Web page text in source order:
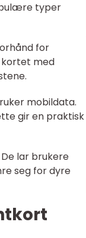
typer
for
kortet med
mobildata.
gir en praktisk
lar brukere
seg for dyre